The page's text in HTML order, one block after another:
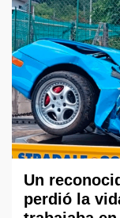
Un
perdió la